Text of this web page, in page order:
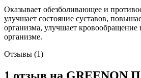
Оказывает обезболивающее и
улучшает состояние суставов,
организма, улучшает кровообращение
организме.
Отзывы (1)